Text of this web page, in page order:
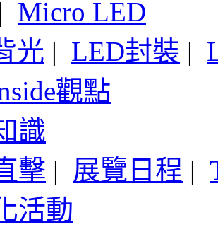
| Micro LED
光 | LED封裝 |
觀點
識
擊 | 展覽日程 |
活動